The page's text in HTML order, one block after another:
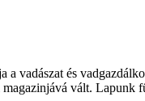
és
vált.